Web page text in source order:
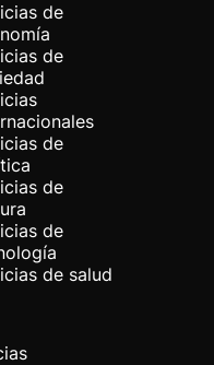
de
de
de
de
de
de salud